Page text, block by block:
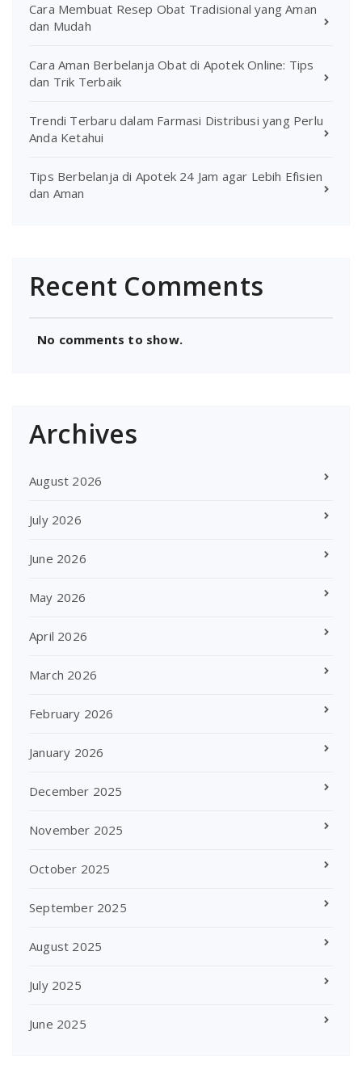
Cara Membuat Resep Obat Tradisional yang Aman
dan Mudah
Cara Aman Berbelanja Obat di Apotek Online: Tips
dan Trik Terbaik
Trendi Terbaru dalam Farmasi Distribusi yang Perlu
Anda Ketahui
Tips Berbelanja di Apotek 24 Jam agar Lebih Efisien
dan Aman
Recent Comments
No comments to show.
Archives
August 2026
July 2026
June 2026
May 2026
April 2026
March 2026
February 2026
January 2026
December 2025
November 2025
October 2025
September 2025
August 2025
July 2025
June 2025